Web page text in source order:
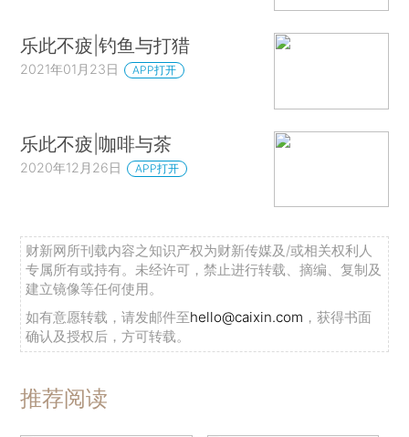
乐此不疲|钓鱼与打猎
2021年01月23日 APP打开
乐此不疲|咖啡与茶
2020年12月26日 APP打开
财新网所刊载内容之知识产权为财新传媒及/或相关权利人
专属所有或持有。未经许可，禁止进行转载、摘编、复制及
建立镜像等任何使用。
如有意愿转载，请发邮件至hello@caixin.com ，获得书面
确认及授权后，方可转载。
推荐阅读